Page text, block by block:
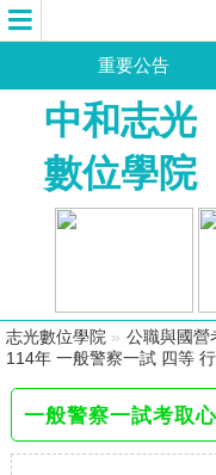
重要公告
中和志光
數位學院
志光數位學院 » 公職與國營
114年 一般警察一試 四等
一般警察一試考取